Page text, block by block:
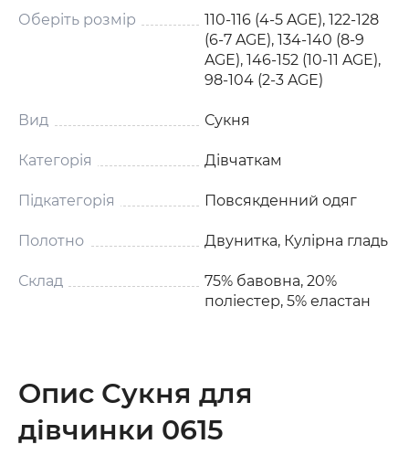
Оберіть розмір
110-116 (4-5 AGE), 122-128
(6-7 AGE), 134-140 (8-9
AGE), 146-152 (10-11 AGE),
98-104 (2-3 AGE)
Вид Сукня
Категорія Дівчаткам
Підкатегорія Повсякденний одяг
Полотно Двунитка, Кулірна гладь
Склад
75% бавовна, 20%
поліестер, 5% еластан
Опис Сукня для
дівчинки 0615